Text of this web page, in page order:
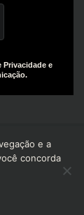
Privacidade e
Agency |
e a
concorda